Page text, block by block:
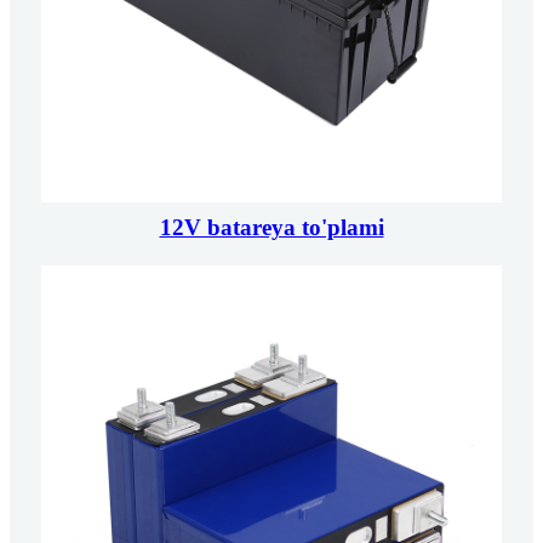
12V batareya to'plami